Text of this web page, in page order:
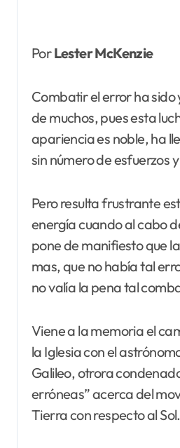
PorLester McKenzie
Combatir el error ha sido
de muchos, pues esta
apariencia es noble, ha
sin número de esfuerzos
Pero resulta frustrante
energía cuando al cabo
pone de manifiesto que
mas, que no había tal
no valía la pena tal
Viene a la memoria el
la Iglesia con el
Galileo, otrora
erróneas” acerca del
Tierra con respecto al Sol.